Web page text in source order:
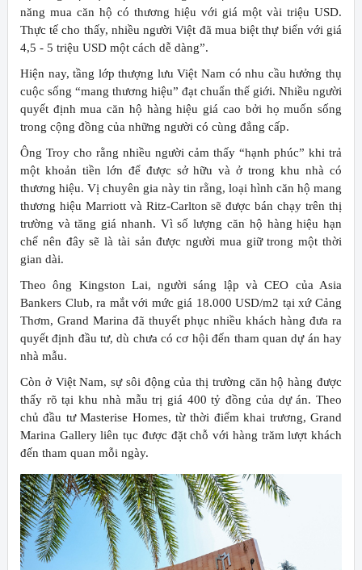
năng mua căn hộ có thương hiệu với giá một vài triệu USD.
Thực tế cho thấy, nhiều người Việt đã mua biệt thự biển với giá
4,5 - 5 triệu USD một cách dễ dàng”.
Hiện nay, tầng lớp thượng lưu Việt Nam có nhu cầu hưởng thụ
cuộc sống “mang thương hiệu” đạt chuẩn thế giới. Nhiều người
quyết định mua căn hộ hàng hiệu giá cao bởi họ muốn sống
trong cộng đồng của những người có cùng đẳng cấp.
Ông Troy cho rằng nhiều người cảm thấy “hạnh phúc” khi trả
một khoản tiền lớn để được sở hữu và ở trong khu nhà có
thương hiệu. Vị chuyên gia này tin rằng, loại hình căn hộ mang
thương hiệu Marriott và Ritz-Carlton sẽ được bán chạy trên thị
trường và tăng giá nhanh. Vì số lượng căn hộ hàng hiệu hạn
chế nên đây sẽ là tài sản được người mua giữ trong một thời
gian dài.
Theo ông Kingston Lai, người sáng lập và CEO của Asia
Bankers Club, ra mắt với mức giá 18.000 USD/m2 tại xứ Cảng
Thơm, Grand Marina đã thuyết phục nhiều khách hàng đưa ra
quyết định đầu tư, dù chưa có cơ hội đến tham quan dự án hay
nhà mẫu.
Còn ở Việt Nam, sự sôi động của thị trường căn hộ hàng được
thấy rõ tại khu nhà mẫu trị giá 400 tỷ đồng của dự án. Theo
chủ đầu tư Masterise Homes, từ thời điểm khai trương, Grand
Marina Gallery liên tục được đặt chỗ với hàng trăm lượt khách
đến tham quan mỗi ngày.